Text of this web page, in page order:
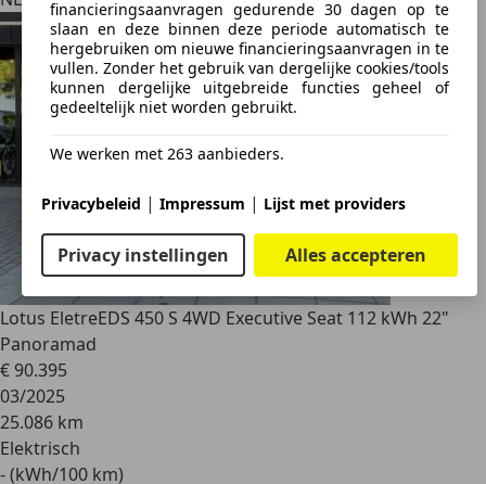
financieringsaanvragen gedurende 30 dagen op te
slaan en deze binnen deze periode automatisch te
hergebruiken om nieuwe financieringsaanvragen in te
vullen. Zonder het gebruik van dergelijke cookies/tools
kunnen dergelijke uitgebreide functies geheel of
gedeeltelijk niet worden gebruikt.
We werken met 263 aanbieders.
Privacybeleid | Impressum | Lijst met providers
Privacy instellingen Alles accepteren
Lotus EletreEDS 450 S 4WD Executive Seat 112 kWh 22"
Panoramad
€ 90.395
03/2025
25.086 km
Elektrisch
- (kWh/100 km)